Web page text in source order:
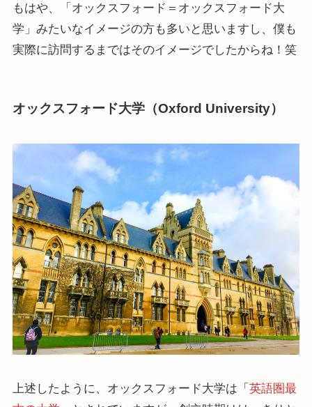
もはや、「オックスフォード＝オックスフォード大
学」みたいなイメージの方も多いと思いますし、僕も
実際に訪問するまではそのイメージでしたからね！笑
オックスフォード大学（Oxford University）
上述したように、オックスフォード大学は「 英語圏最